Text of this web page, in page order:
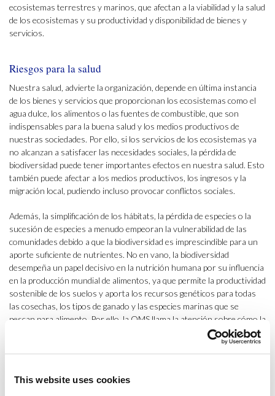
This website uses cookies
ecosistemas terrestres y marinos, que afectan a la viabilidad y la salud
de los ecosistemas y su productividad y disponibilidad de bienes y
servicios.
Riesgos para la salud
Nuestra salud, advierte la organización, depende en última instancia
de los bienes y servicios que proporcionan los ecosistemas como el
agua dulce, los alimentos o las fuentes de combustible, que son
indispensables para la buena salud y los medios productivos de
nuestras sociedades. Por ello, si los servicios de los ecosistemas ya
no alcanzan a satisfacer las necesidades sociales, la pérdida de
biodiversidad puede tener importantes efectos en nuestra salud. Esto
también puede afectar a los medios productivos, los ingresos y la
migración local, pudiendo incluso provocar conflictos sociales.
Además, la simplificación de los hábitats, la pérdida de especies o la
sucesión de especies a menudo empeoran la vulnerabilidad de las
comunidades debido a que la biodiversidad es imprescindible para un
aporte suficiente de nutrientes. No en vano, la biodiversidad
desempeña un papel decisivo en la nutrición humana por su influencia
en la producción mundial de alimentos, ya que permite la productividad
sostenible de los suelos y aporta los recursos genéticos para todas
las cosechas, los tipos de ganado y las especies marinas que se
pescan para alimento. Por ello, la OMS llama la atención sobre cómo la
producción intensiva y mejorada de alimentos mediante la irrigación,
el empleo de abonos, la protección de las plantas (plaguicidas) o la
introducción de variedades de plantas y modalidades de cultivo,